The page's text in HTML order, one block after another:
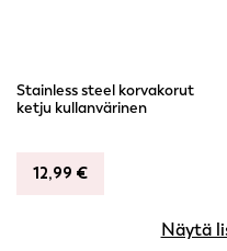
Stainless steel korvakorut
ketju kullanvärinen
12,99 €
Näytä